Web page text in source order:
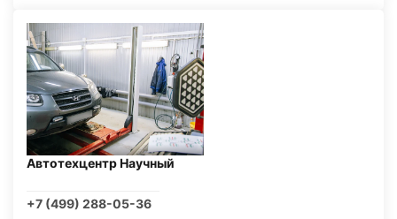
Автотехцентр Научный
+7 (499) 288-05-36